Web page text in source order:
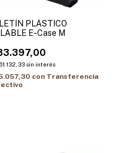
PLÁSTICO
E-Case M
sin interés
con Transferencia